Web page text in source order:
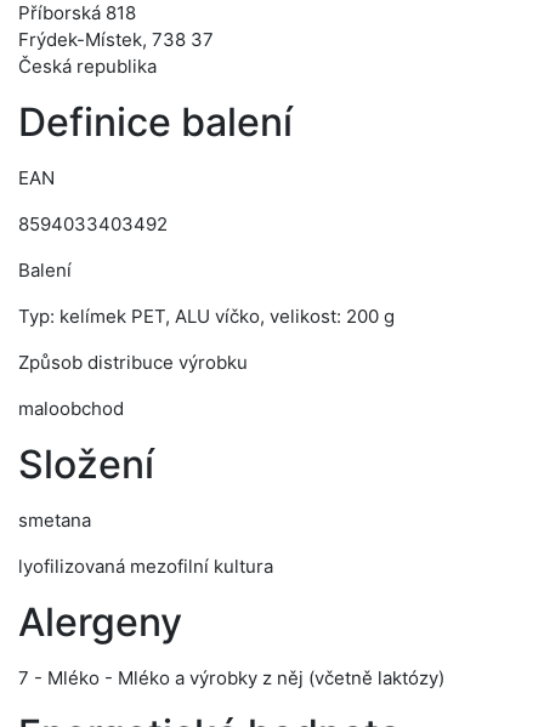
Příborská 818
Frýdek-Místek, 738 37
Česká republika
Definice balení
EAN
8594033403492
Balení
Typ: kelímek PET, ALU víčko, velikost: 200 g
Způsob distribuce výrobku
maloobchod
Složení
smetana
lyofilizovaná mezofilní kultura
Alergeny
7 - Mléko - Mléko a výrobky z něj (včetně laktózy)